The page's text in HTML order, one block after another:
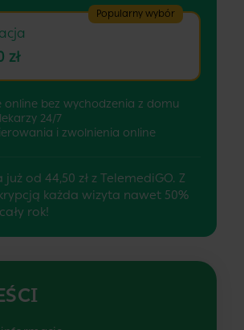
Popularny wybór
zł
online bez wychodzenia z domu
24/7
i zwolnienia online
od 44,50 zł z TelemediGO. Z
każda wizyta nawet 50%
rok!